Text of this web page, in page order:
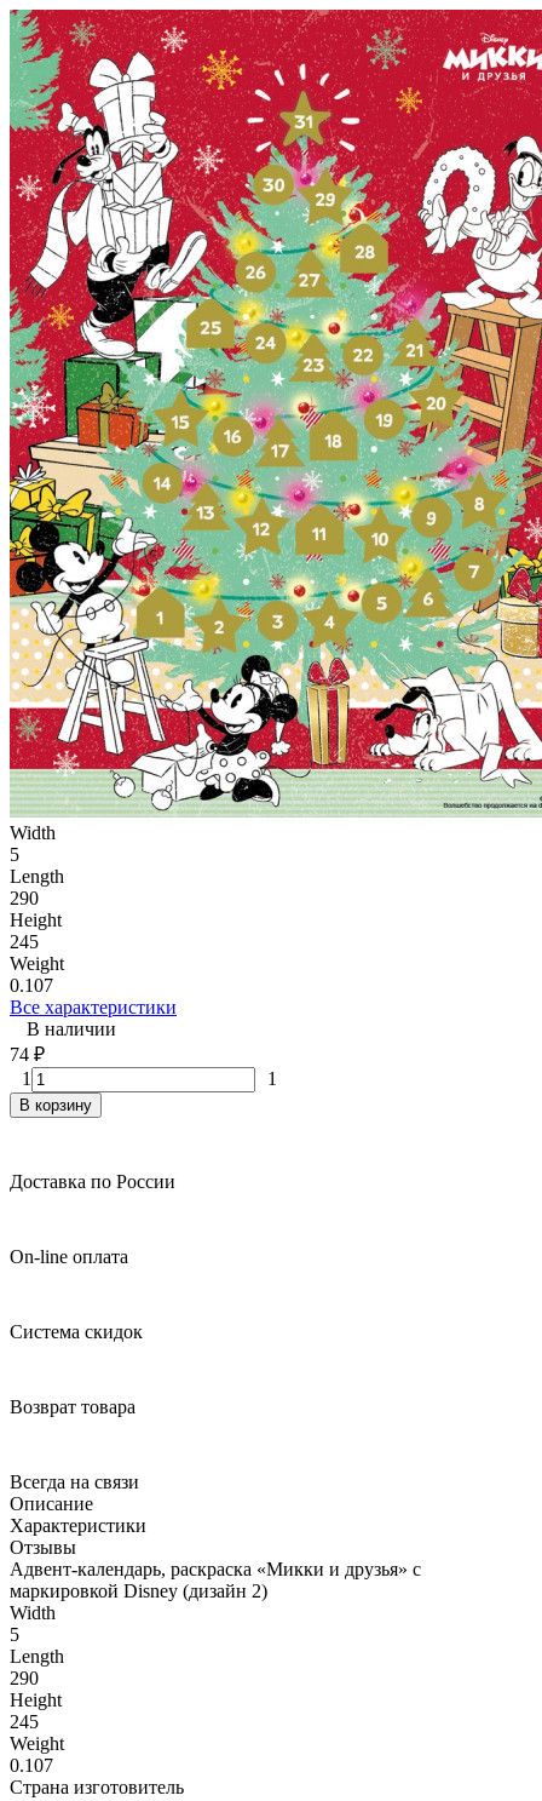
Width
5
Length
290
Height
245
Weight
0.107
Все характеристики
В наличии
74 ₽
1
1
В корзину
Доставка по России
On-line оплата
Система скидок
Возврат товара
Всегда на связи
Описание
Характеристики
Отзывы
Адвент-календарь, раскраска «Микки и друзья» с
маркировкой Disney (дизайн 2)
Width
5
Length
290
Height
245
Weight
0.107
Страна изготовитель